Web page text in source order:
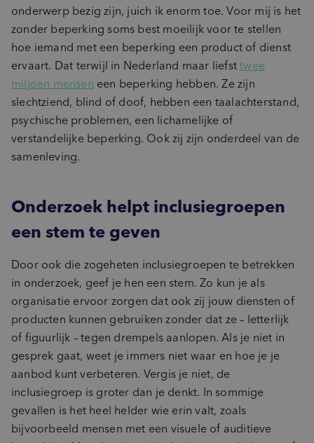
onderwerp bezig zijn, juich ik enorm toe. Voor mij is het
zonder beperking soms best moeilijk voor te stellen
hoe iemand met een beperking een product of dienst
ervaart. Dat terwijl in Nederland maar liefsttwee
miljoen mensen een beperking hebben. Ze zijn
slechtziend, blind of doof, hebben een taalachterstand,
psychische problemen, een lichamelijke of
verstandelijke beperking. Ook zij zijn onderdeel van de
samenleving.
Onderzoek helpt inclusiegroepen
een stem te geven
Door ook die zogeheten inclusiegroepen te betrekken
in onderzoek, geef je hen een stem. Zo kun je als
organisatie ervoor zorgen dat ook zij jouw diensten of
producten kunnen gebruiken zonder dat ze – letterlijk
of figuurlijk – tegen drempels aanlopen. Als je niet in
gesprek gaat, weet je immers niet waar en hoe je je
aanbod kunt verbeteren. Vergis je niet, de
inclusiegroep is groter dan je denkt. In sommige
gevallen is het heel helder wie erin valt, zoals
bijvoorbeeld mensen met een visuele of auditieve